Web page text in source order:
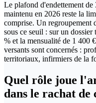
Le plafond d'endettement
maintenu en 2026 reste la
comprise. Un regroupement
sous ce seuil : sur un
% et la mensualité de 1 400
versants sont concernés :
territoriaux, infirmiers de la
Quel rôle joue
dans le rachat